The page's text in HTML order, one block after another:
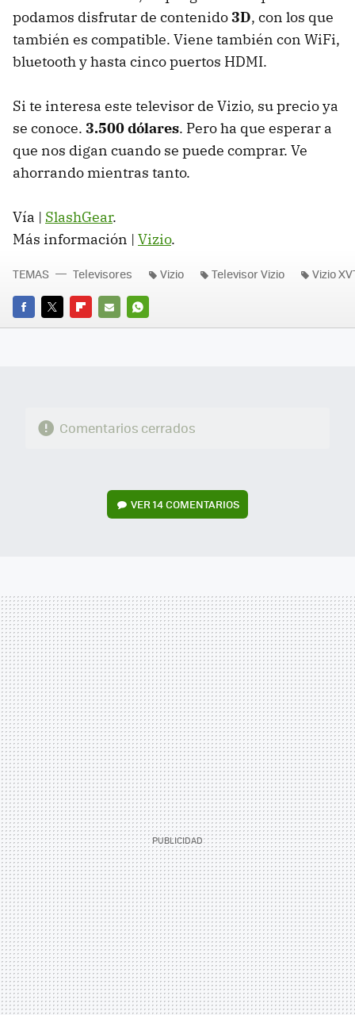
podamos disfrutar de contenido3D, con los que
también es compatible. Viene también con WiFi,
bluetooth y hasta cinco puertos HDMI.
Si te interesa este televisor de Vizio, su precio ya
se conoce. 3.500 dólares. Pero ha que esperar a
que nos digan cuando se puede comprar. Ve
ahorrando mientras tanto.
Vía | SlashGear.
Más información | Vizio.
FACEBOOK
TWITTERFLIPBOARD
E-
WHATSAPP
TEMAS Televisores Vizio Televisor Vizio Vizio
Comentarios cerrados
VER14 COMENTARIOS